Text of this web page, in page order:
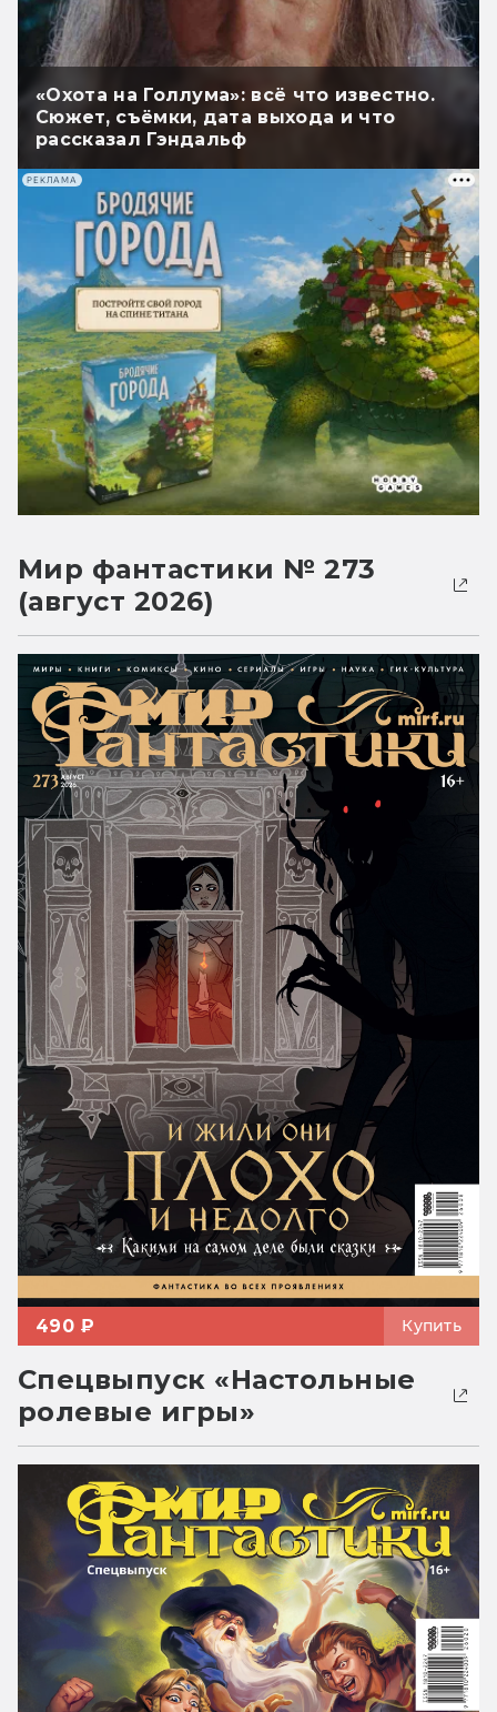
«Охота на Голлума»: всё что известно.
Сюжет, съёмки, дата выхода и что
рассказал Гэндальф
РЕКЛАМА
Мир фантастики № 273
(август 2026)
490 ₽ Купить
Спецвыпуск «Настольные
ролевые игры»